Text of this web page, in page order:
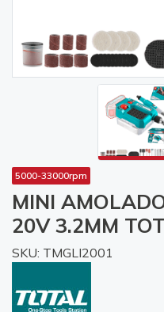
5000-33000rpm
MINI
20V 3.2MM
SKU: TMGLI2001